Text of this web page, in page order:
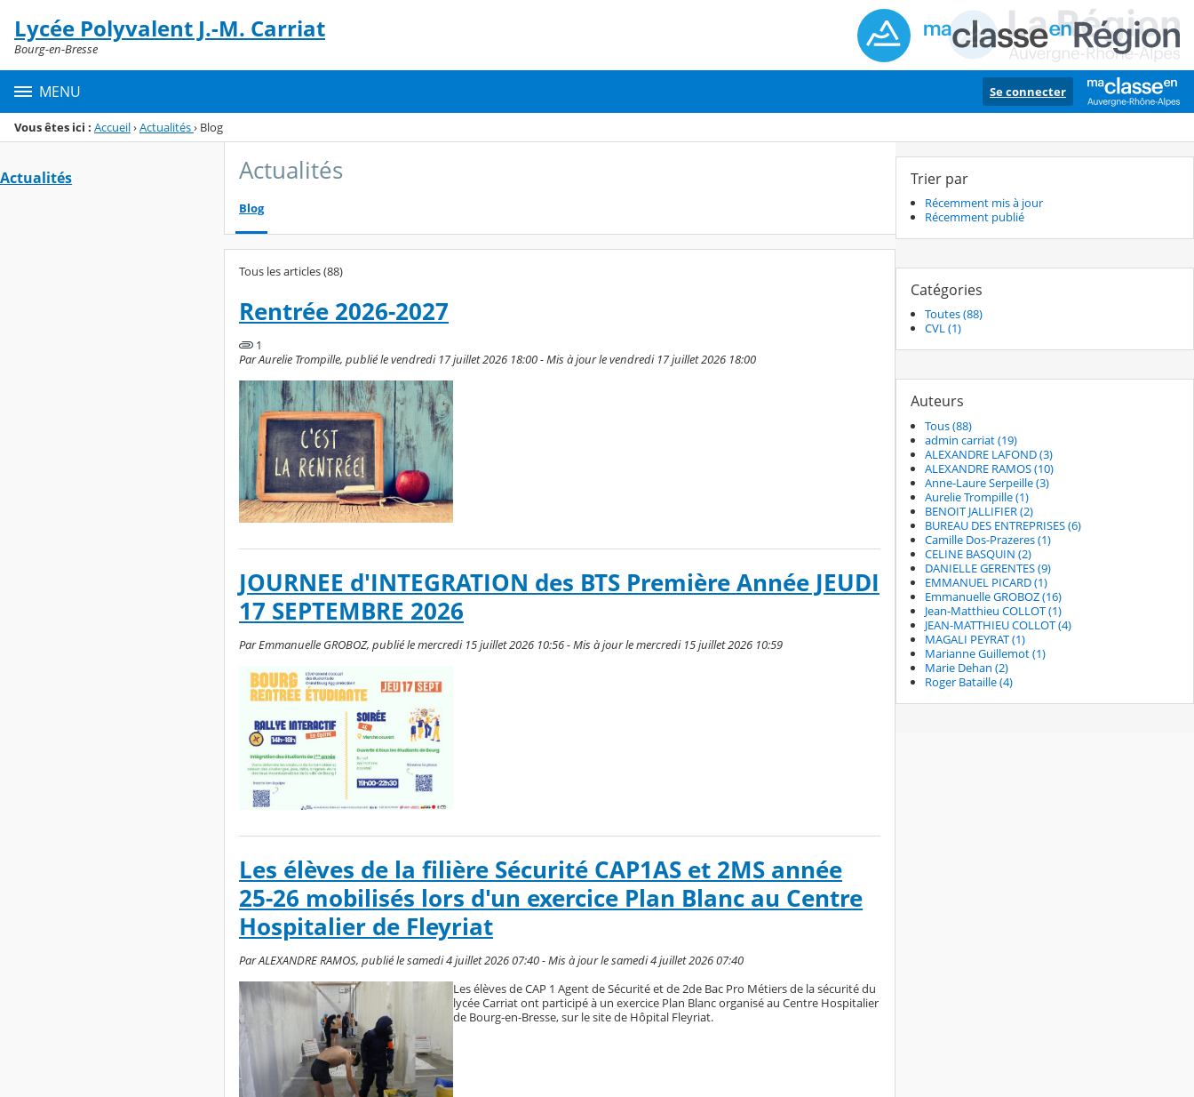
Menu de la rubrique
Contenu
Lycée Polyvalent J.-M. Carriat
Bourg-en-Bresse
MENU Se connecter
Vous êtes ici : Accueil›Actualités› Blog
Actualités Actualités
Blog
Tous les articles (88)
Rentrée 2026-2027
1
Par Aurelie Trompille, publié le vendredi 17 juillet 2026 18:00 - Mis à jour le vendredi 17 juillet 2026 18:00
JOURNEE d'INTEGRATION des BTS Première Année JEUDI
17 SEPTEMBRE 2026
Par Emmanuelle GROBOZ, publié le mercredi 15 juillet 2026 10:56 - Mis à jour le mercredi 15 juillet 2026 10:59
Les élèves de la filière Sécurité CAP1AS et 2MS année
25-26 mobilisés lors d'un exercice Plan Blanc au Centre
Hospitalier de Fleyriat
Par ALEXANDRE RAMOS, publié le samedi 4 juillet 2026 07:40 - Mis à jour le samedi 4 juillet 2026 07:40
Les élèves de CAP 1 Agent de Sécurité et de 2de Bac Pro Métiers de la sécurité du
lycée Carriat ont participé à un exercice Plan Blanc organisé au Centre Hospitalier
de Bourg-en-Bresse, sur le site de Hôpital Fleyriat.
Trier par
Récemment mis à jour
Récemment publié
Catégories
Toutes (88)
CVL (1)
Auteurs
Tous (88)
admin carriat (19)
ALEXANDRE LAFOND (3)
ALEXANDRE RAMOS (10)
Anne-Laure Serpeille (3)
Aurelie Trompille (1)
BENOIT JALLIFIER (2)
BUREAU DES ENTREPRISES (6)
Camille Dos-Prazeres (1)
CELINE BASQUIN (2)
DANIELLE GERENTES (9)
EMMANUEL PICARD (1)
Emmanuelle GROBOZ (16)
Jean-Matthieu COLLOT (1)
JEAN-MATTHIEU COLLOT (4)
MAGALI PEYRAT (1)
Marianne Guillemot (1)
Marie Dehan (2)
Roger Bataille (4)